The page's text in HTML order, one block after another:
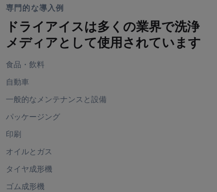
専門的な導入例
ドライアイスは多くの業界で洗浄
メディアとして使用されています
食品・飲料
自動車
一般的なメンテナンスと設備
パッケージング
印刷
オイルとガス
タイヤ成形機
ゴム成形機